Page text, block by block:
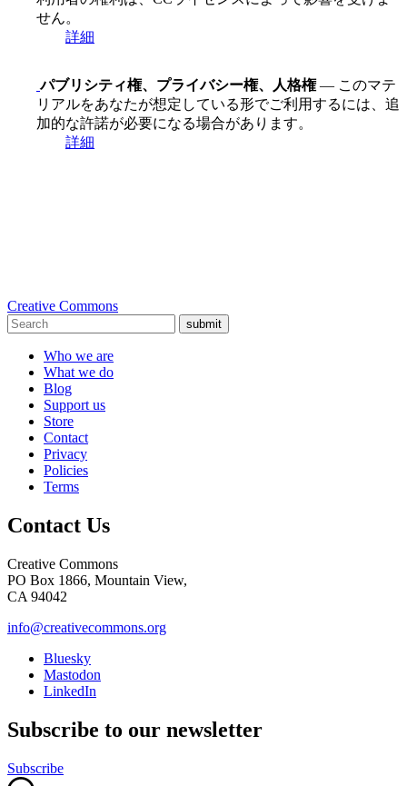
せん。
詳細
パブリシティ権、プライバシー権、人格権— このマテ
リアルをあなたが想定している形でご利用するには、追
加的な許諾が必要になる場合があります。
詳細
Creative Commons
submit
Who we are
What we do
Blog
Support us
Store
Contact
Privacy
Policies
Terms
Contact Us
Creative Commons
PO Box 1866, Mountain View,
CA 94042
info@creativecommons.org
Bluesky
Mastodon
LinkedIn
Subscribe to our newsletter
Subscribe